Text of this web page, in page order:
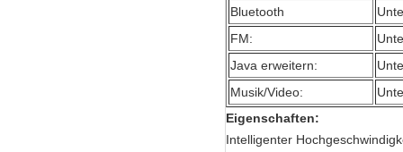
Bluetooth
FM:
Java erweitern:
Musik/Video:
Eigenschaften:
Intelligenter